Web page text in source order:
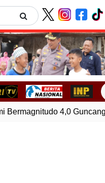
4,0 Guncang